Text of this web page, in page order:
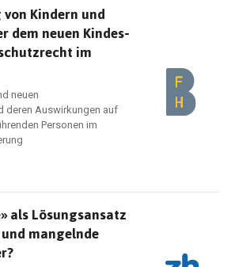
Kindern und
dem neuen Kindes-
im
neuen
deren Auswirkungen auf
Personen im
als Lösungsansatz
mangelnde